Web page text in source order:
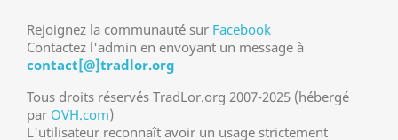
Rejoignez la communauté sur Facebook
Contactez l'admin en envoyant un message à
contact[@]tradlor.org
Tous droits réservés TradLor.org 2007-2025 (hébergé
par OVH.com)
L'utilisateur reconnaît avoir un usage strictement